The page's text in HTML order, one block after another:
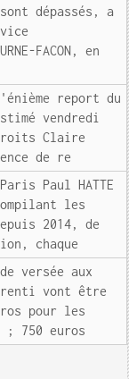
dépassés, a
FACON, en
report du
vendredi
Claire
de re
Paul HATTE
les
2014, de
chaque
versée aux
vont être
pour les
; 750 euros